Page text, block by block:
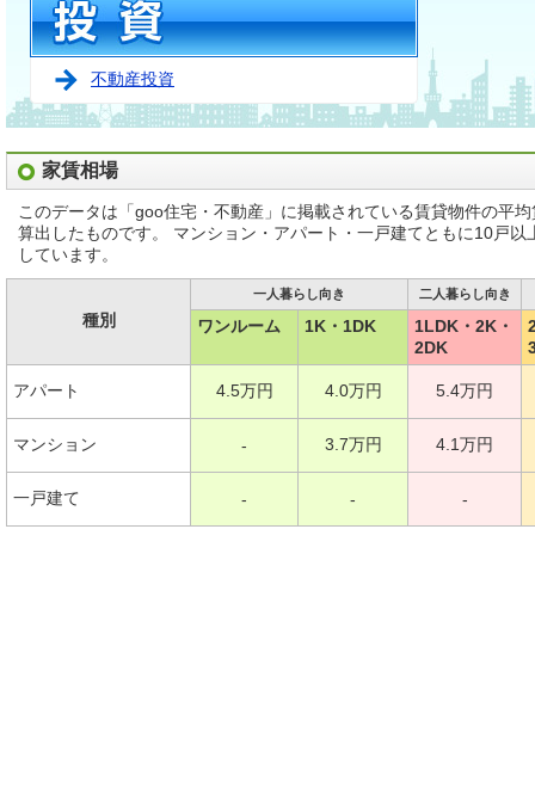
不動産投資
家賃相場
このデータは「goo住宅・不動産」に掲載されている賃貸物件の平
算出したものです。 マンション・アパート・一戸建てともに10戸
しています。
種別
一人暮らし向き 二人暮らし向き
ワンルーム 1K・1DK
1LDK・2K・
2DK
アパート 4.5万円 4.0万円 5.4万円
マンション - 3.7万円 4.1万円
一戸建て - - -